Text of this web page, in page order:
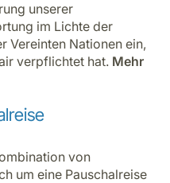
unserer
im Lichte der
Vereinten Nationen ein,
verpflichtet hat. Mehr
von
um eine Pauschalreise